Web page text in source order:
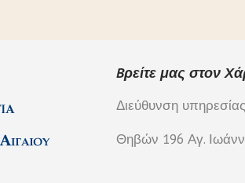
Bρείτε μας στον
Διεύθυνση υπηρεσίας
Θηβών 196 Αγ.